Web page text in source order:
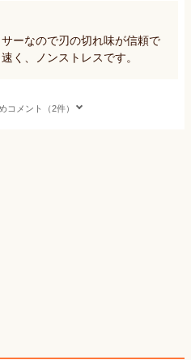
ーなので刃の切れ味が信頼で
く、ノンストレスです。
コメント（2件）